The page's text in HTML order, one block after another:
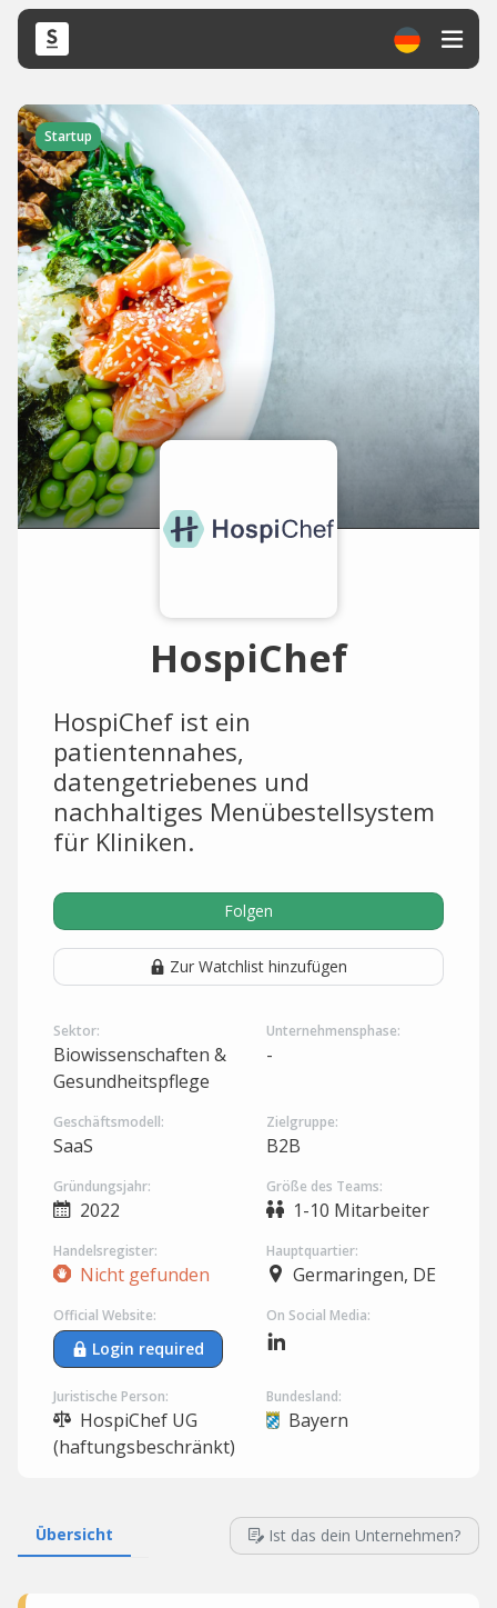
Startup
HospiChef
HospiChef ist ein
patientennahes,
datengetriebenes und
nachhaltiges Menübestellsystem
für Kliniken.
Folgen
Zur Watchlist hinzufügen
Sektor:
Biowissenschaften &
Gesundheitspflege
Unternehmensphase:
-
Geschäftsmodell:
SaaS
Zielgruppe:
B2B
Gründungsjahr:
2022
Größe des Teams:
1-10 Mitarbeiter
Handelsregister:
Nicht gefunden
Hauptquartier:
Germaringen, DE
Official Website:
Login required
On Social Media:
Juristische Person:
HospiChef UG
(haftungsbeschränkt)
Bundesland:
Bayern
Übersicht Ist das dein Unternehmen?